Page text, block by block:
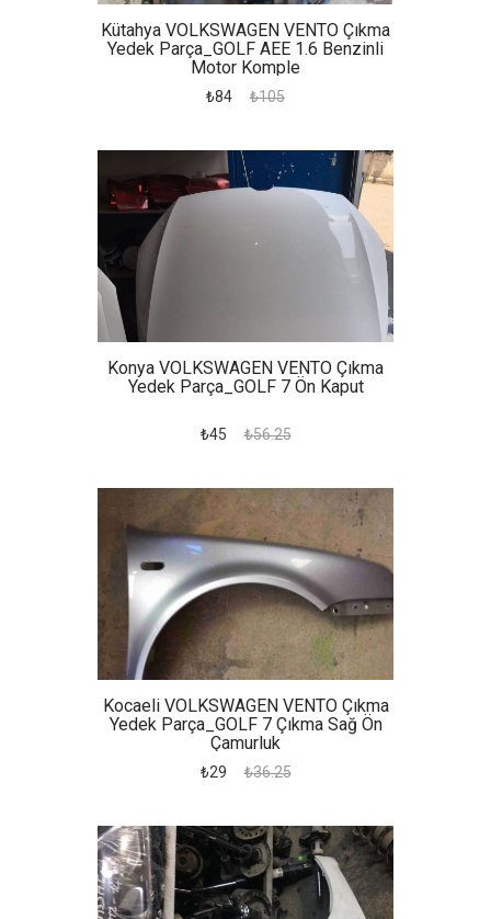
Kütahya VOLKSWAGEN VENTO Çıkma
Yedek Parça_GOLF AEE 1.6 Benzinli
Motor Komple
₺84 ₺105
Konya VOLKSWAGEN VENTO Çıkma
Yedek Parça_GOLF 7 Ön Kaput
₺45 ₺56.25
Kocaeli VOLKSWAGEN VENTO Çıkma
Yedek Parça_GOLF 7 Çıkma Sağ Ön
Çamurluk
₺29 ₺36.25